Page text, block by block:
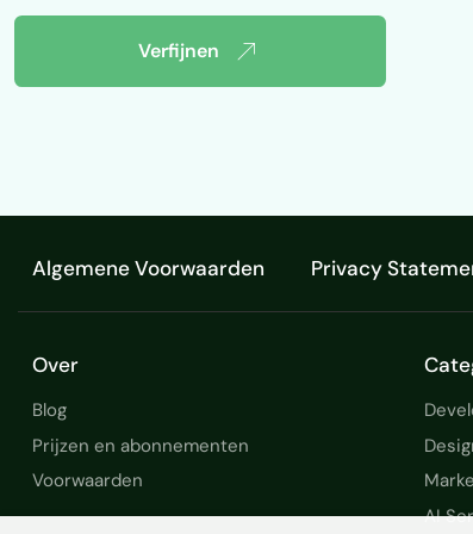
Verfijnen
Algemene Voorwaarden Privacy
Over
Blog
Prijzen en abonnementen
Voorwaarden
AI